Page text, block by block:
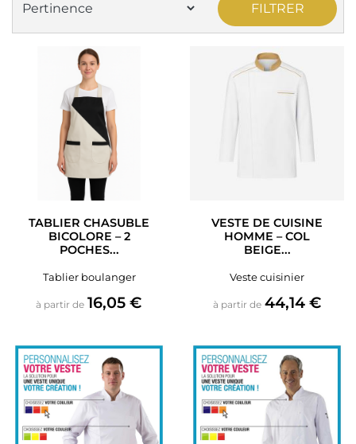
FILTRER
TABLIER CHASUBLE
BICOLORE – 2
POCHES...
Tablier boulanger
à partir de Prix
16,05 €
VESTE DE CUISINE
HOMME – COL
BEIGE...
Veste cuisinier
à partir de Prix
44,14 €